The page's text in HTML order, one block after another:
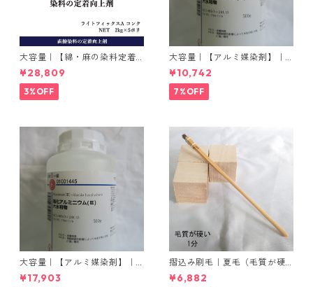
大容量｜【綿・麻の染料定着
向上剤】｜2kg×5本｜ライト
フィックスAコンク
¥28,809
3%OFF
大容量｜【アルミ媒染剤】｜5
00g−3本入り｜塩化アルミニ
ウム
¥10,742
7%OFF
大容量｜【アルミ媒染剤】｜5
00g−5本入り｜塩化アルミニ
ウム
¥17,903
摺込み刷毛｜夏毛（毛質が硬
い）1分｜16本入り＊1セット
¥6,882